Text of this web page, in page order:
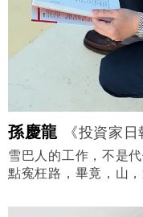
孫慶龍 《投資家
雪巴人的工作，不是
點寃枉路，畢竟，山，